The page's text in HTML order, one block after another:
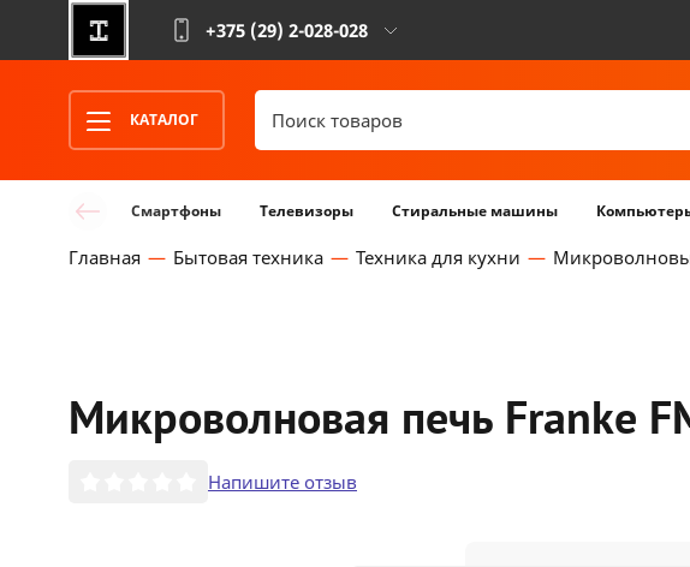
+375 (29) 2-028-028
КАТАЛОГ
Смартфоны Телевизоры Стиральные машины
Главная Бытовая техника Техника для кухни
Микроволновая печь Franke
Напишите отзыв